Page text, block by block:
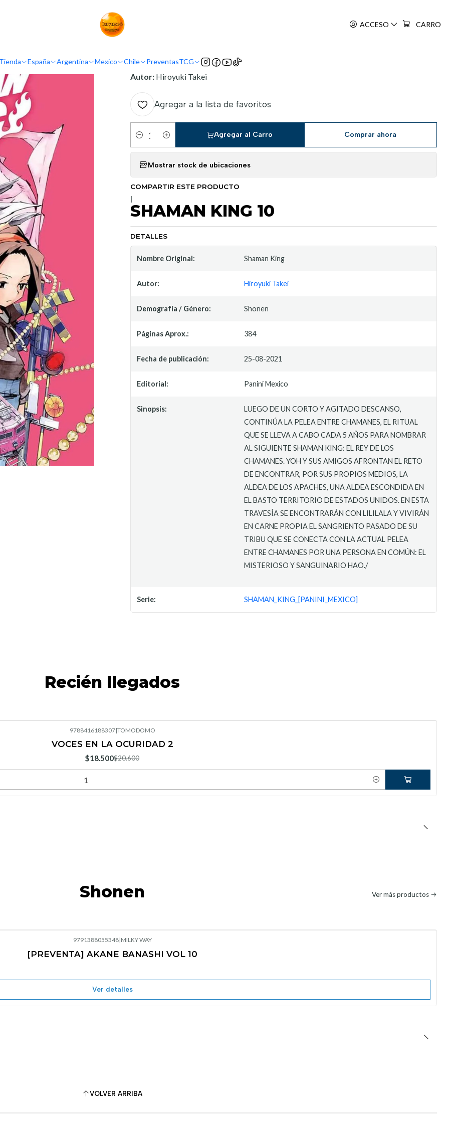
ACCESO CARRO
Tienda España Argentina Mexico Chile PreventasTCG
Nombre original:Shaman King
Autor: Hiroyuki Takei
Agregar a la lista de favoritos
Cantidad
Agregar al Carro Comprar ahora
Mostrar stock de ubicaciones
COMPARTIR ESTE PRODUCTO
SHAMAN KING 10
DETALLES
Nombre Original: Shaman King
Autor: Hiroyuki Takei
Demografía / Género: Shonen
Páginas Aprox.: 384
Fecha de publicación: 25-08-2021
Editorial: Panini Mexico
Sinopsis:
LUEGO DE UN CORTO Y AGITADO DESCANSO,
CONTINÚA LA PELEA ENTRE CHAMANES, EL RITUAL
QUE SE LLEVA A CABO CADA 5 AÑOS PARA NOMBRAR
AL SIGUIENTE SHAMAN KING: EL REY DE LOS
CHAMANES. YOH Y SUS AMIGOS AFRONTAN EL RETO
DE ENCONTRAR, POR SUS PROPIOS MEDIOS, LA
ALDEA DE LOS APACHES, UNA ALDEA ESCONDIDA EN
EL BASTO TERRITORIO DE ESTADOS UNIDOS. EN ESTA
TRAVESÍA SE ENCONTRARÁN CON LILILALA Y VIVIRÁN
EN CARNE PROPIA EL SANGRIENTO PASADO DE SU
TRIBU QUE SE CONECTA CON LA ACTUAL PELEA
ENTRE CHAMANES POR UNA PERSONA EN COMÚN: EL
MISTERIOSO Y SANGUINARIO HAO./
Serie: SHAMAN_KING_[PANINI_MEXICO]
Recién llegados
9788416188307|TOMODOMO
VOCES EN LA OCURIDAD 2
$18.500$20.600
Shonen Ver más productos
9791388055348|MILKY WAY
[PREVENTA] AKANE BANASHI VOL 10
Ver detalles
VOLVER ARRIBA